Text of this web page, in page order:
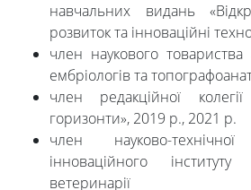
навчальних видань
розвиток та інноваційні
член наукового товариства
ембріологів та
член редакційної
горизонти», 2019 р., 2021 р.
член науково-
інноваційного
ветеринарії